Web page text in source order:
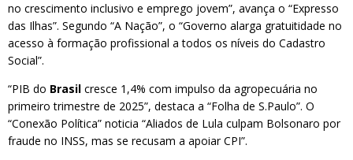
no crescimento inclusivo e emprego jovem”, avança o “Expresso
das Ilhas”. Segundo “A Nação”, o “Governo alarga gratuitidade no
acesso à formação profissional a todos os níveis do Cadastro
Social”.
“PIB do Brasil cresce 1,4% com impulso da agropecuária no
primeiro trimestre de 2025”, destaca a “Folha de S.Paulo”. O
“Conexão Política” noticia “Aliados de Lula culpam Bolsonaro por
fraude no INSS, mas se recusam a apoiar CPI”.